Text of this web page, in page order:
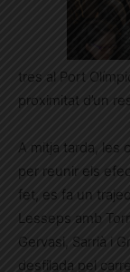
tres al Port
proximitat d’un
A mitja tarda, les
per reunir els
fet, es fa un
Lesseps amb
Gervasi, Sarrià i
desfilada pel